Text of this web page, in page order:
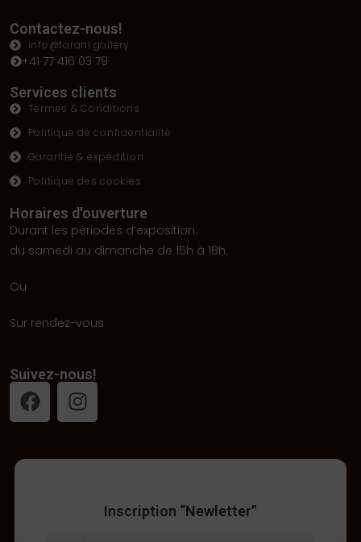
Contactez-nous!
info@farani.gallery
+41 77 416 03 79
Services clients
Termes & Conditions
Politique de confidentialité
Garantie & expédition
Politique des cookies
Horaires d'ouverture
Durant les périodes d’exposition:
du samedi au dimanche de 15h à 18h.
Ou
Sur rendez-vous
Suivez-nous!
Inscription “Newletter”